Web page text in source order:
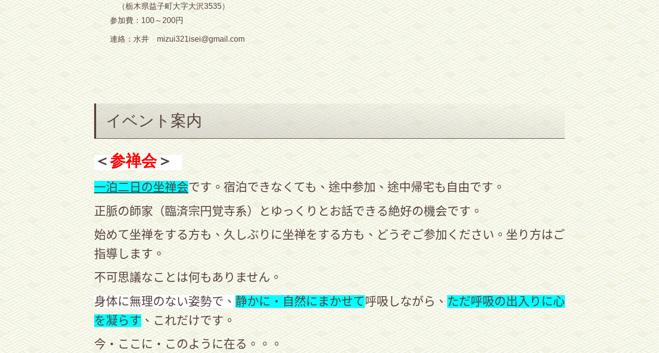
（栃木県益子町大字大沢3535）
参加費：100～200円
連絡：水井 mizui321isei@gmail.com
イベント案内
＜参禅会＞
一泊二日の坐禅会です。宿泊できなくても、途中参加、途中帰宅も自由です。
正脈の師家（臨済宗円覚寺系）とゆっくりとお話できる絶好の機会です。
始めて坐禅をする方も、久しぶりに坐禅をする方も、どうぞご参加ください。坐り方はご
指導します。
不可思議なことは何もありません。
身体に無理のない姿勢で、 静かに・自然にまかせて呼吸しながら、ただ呼吸の出入りに心
を凝らす、これだけです。
今・ここに・このように在る。。。